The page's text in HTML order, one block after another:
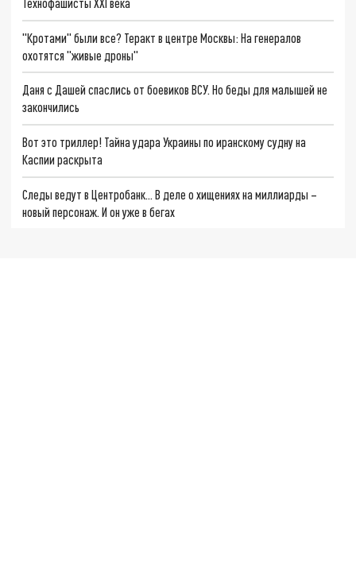
"Кротами" были все? Теракт в центре Москвы: На генералов
охотятся "живые дроны"
Даня с Дашей спаслись от боевиков ВСУ. Но беды для малышей не
закончились
Вот это триллер! Тайна удара Украины по иранскому судну на
Каспии раскрыта
Следы ведут в Центробанк… В деле о хищениях на миллиарды –
новый персонаж. И он уже в бегах